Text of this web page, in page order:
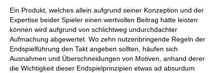
Ein Produkt, welches allein aufgrund seiner Konzeption und der
Expertise beider Spieler einen wertvollen Beitrag hätte leisten
können wird aufgrund von schlichtweg undurchdachter
Aufmachung abgewertet. Wo zehn nutzenbringende Regeln der
Endspielführung den Takt angeben sollten, häufen sich
Ausnahmen und Überschneidungen von Motiven, anhand derer
die Wichtigkeit dieser Endspielprinzipien etwas ad absurdum